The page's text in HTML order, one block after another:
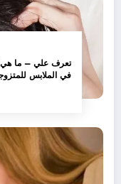
تعرف علي – ما هي
في الملابس